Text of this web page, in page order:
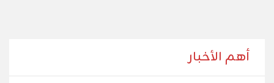
أهم الأخبار